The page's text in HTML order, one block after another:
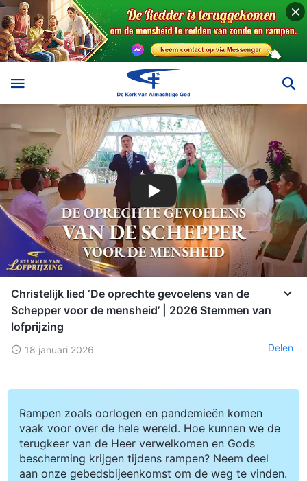
Christelijk lied ‘De oprechte gevoelens van de
Schepper voor de mensheid’ | 2026 Stemmen van
lofprijzing
18 januari 2026 Delen
Rampen zoals oorlogen en pandemieën komen
vaak voor over de hele wereld. Hoe kunnen we de
terugkeer van de Heer verwelkomen en Gods
bescherming krijgen tijdens rampen? Neem deel
aan onze gebedsbijeenkomst om de weg te vinden.